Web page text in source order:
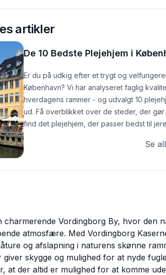
artikler
De 10 Bedste Plejehjem i
Er du på udkig efter et trygt og
København? Vi har analyseret faglig
hverdagens rammer - og udvalgt 10
ud. Få overblikket over de steder, der
find det plejehjem, der passer bedst til
Se
charmerende Vordingborg By, hvor den
atmosfære. Med Vordingborg
og afslapning i naturens skønne
skygge og mulighed for at nyde
at der altid er mulighed for at komme